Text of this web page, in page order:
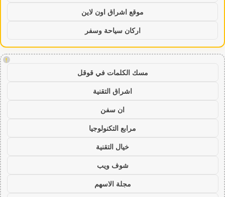
موقع اشراق اون لاين
اركان سياحة وسفر
!
مسك الكلمات في قوقل
اشراق التقنية
ان سفن
مرابع التكنولوجيا
خيال التقنية
شوف ويب
مجلة الاسهم